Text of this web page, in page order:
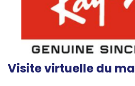
Visite virtuelle du